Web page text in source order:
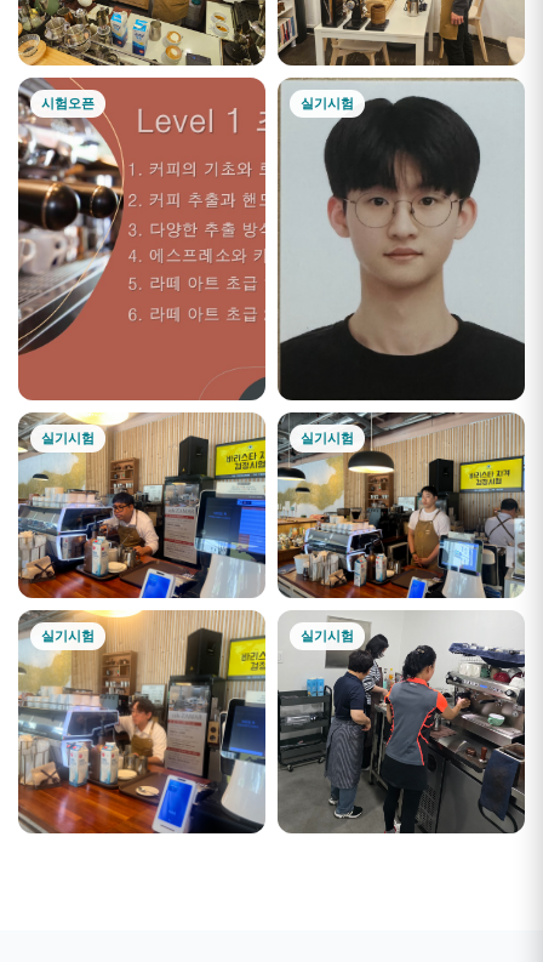
시험오픈 실기시험
실기시험 실기시험
실기시험 실기시험